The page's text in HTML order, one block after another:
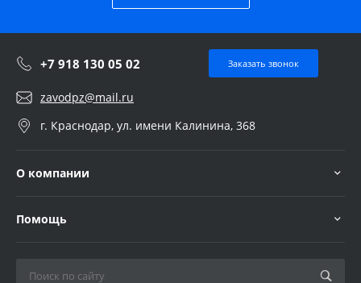
+7 918 130 05 02 Заказать звонок
zavodpz@mail.ru
г. Краснодар, ул. имени Калинина, 368
О компании
Помощь